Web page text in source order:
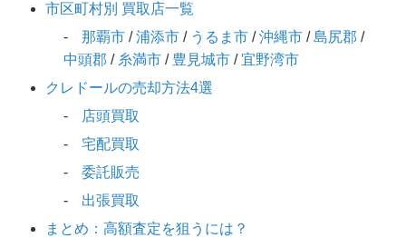
市区町村別 買取店一覧
那覇市 /浦添市 / うるま市 /沖縄市 /島尻郡 /
中頭郡 / 糸満市 / 豊見城市 /宜野湾市
クレドールの売却方法4選
店頭買取
宅配買取
委託販売
出張買取
まとめ：高額査定を狙うには？